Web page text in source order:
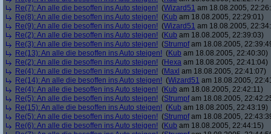
Re(7): An alle die besoffen ins Auto steigen! (Wizard51 am 18.08.2005,
Re(8): An alle die besoffen ins Auto steigen! (Kub am 18.08.2005, 22:29:01)
Re(9): An alle die besoffen ins Auto steigen! (Wizard51 am 18.08.2005,
Re(2): An alle die besoffen ins Auto steigen! (Kub am 18.08.2005, 22:39:03)
Re(3): An alle die besoffen ins Auto steigen! (Strumpfam 18.08.2005,
Re(13): An alle die besoffen ins Auto steigen! (Kub am 18.08.2005, 22:40:30)
Re(2): An alle die besoffen ins Auto steigen! (Hexa am 18.08.2005, 22:41:04)
Re(4): An alle die besoffen ins Auto steigen! (Maxl am 18.08.2005, 22:41:07)
Re(14): An alle die besoffen ins Auto steigen! (Wizard51 am 18.08.2005,
Re(4): An alle die besoffen ins Auto steigen! (Kub am 18.08.2005, 22:42:11)
Re(5): An alle die besoffen ins Auto steigen! (Strumpfam 18.08.2005,
Re(15): An alle die besoffen ins Auto steigen! (Kub am 18.08.2005, 22:43:19)
Re(5): An alle die besoffen ins Auto steigen! (Strumpfam 18.08.2005,
Re(6): An alle die besoffen ins Auto steigen! (Kub am 18.08.2005, 22:44:15)